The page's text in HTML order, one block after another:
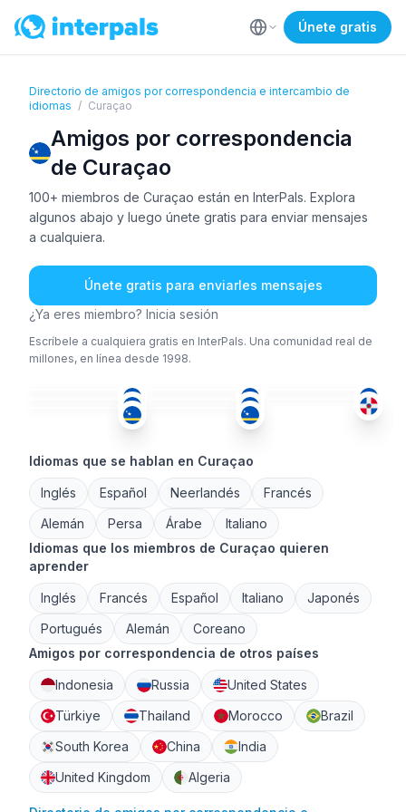
Únete gratis
Directorio de amigos por correspondencia e intercambio de
idiomas / Curaçao
Amigos por correspondencia
de Curaçao
100+ miembros de Curaçao están en InterPals. Explora
algunos abajo y luego únete gratis para enviar mensajes
a cualquiera.
Únete gratis para enviarles mensajes
¿Ya eres miembro? Inicia sesión
Escríbele a cualquiera gratis en InterPals. Una comunidad real de
millones, en línea desde 1998.
ING+2 ESP
Idiomas que se hablan en Curaçao
Inglés Español Neerlandés
Francés
Alemán
Persa Árabe
Italiano
Idiomas que los miembros de Curaçao quieren
aprender
Inglés Francés Español Italiano
Japonés
Portugués
Alemán
Coreano
Amigos por correspondencia de otros países
Indonesia Russia
United States
Türkiye
Thailand Morocco
Brazil
South Korea
China
India
United Kingdom
Algeria